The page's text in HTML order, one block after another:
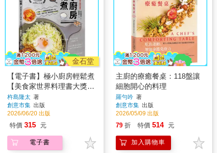
金石堂
【電子書】極小廚房輕鬆煮
【美食家世界料理書大獎冠
軍】：能開火就超會煮！73
道超省時方便的零失敗餐桌
美味
杵島隆太 著
創意市集 出版
2026/06/20 出版
特價 315 元
電子書
主廚的療癒餐桌：118盤讓
細胞開心的料理
羅勻吟 著
創意市集 出版
2026/05/09 出版
79 折 特價 514 元
加入購物車